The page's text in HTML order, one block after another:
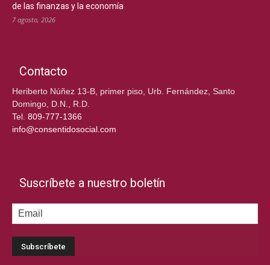
de las finanzas y la economía
7 agosto, 2026
Contacto
Heriberto Núñez 13-B, primer piso, Urb. Fernández, Santo
Domingo, D.N., R.D.
Tel. 809-777-1366
info@consentidosocial.com
Suscríbete a nuestro boletín